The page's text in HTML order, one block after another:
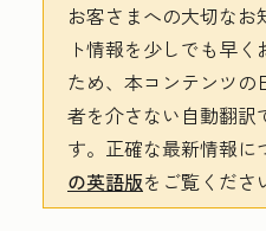
お客さまへの大切なお
ト情報を少しでも早
ため、本コンテンツの
者を介さない自動翻訳
す。 正確な最新情報に
の英語版をご覧くださ